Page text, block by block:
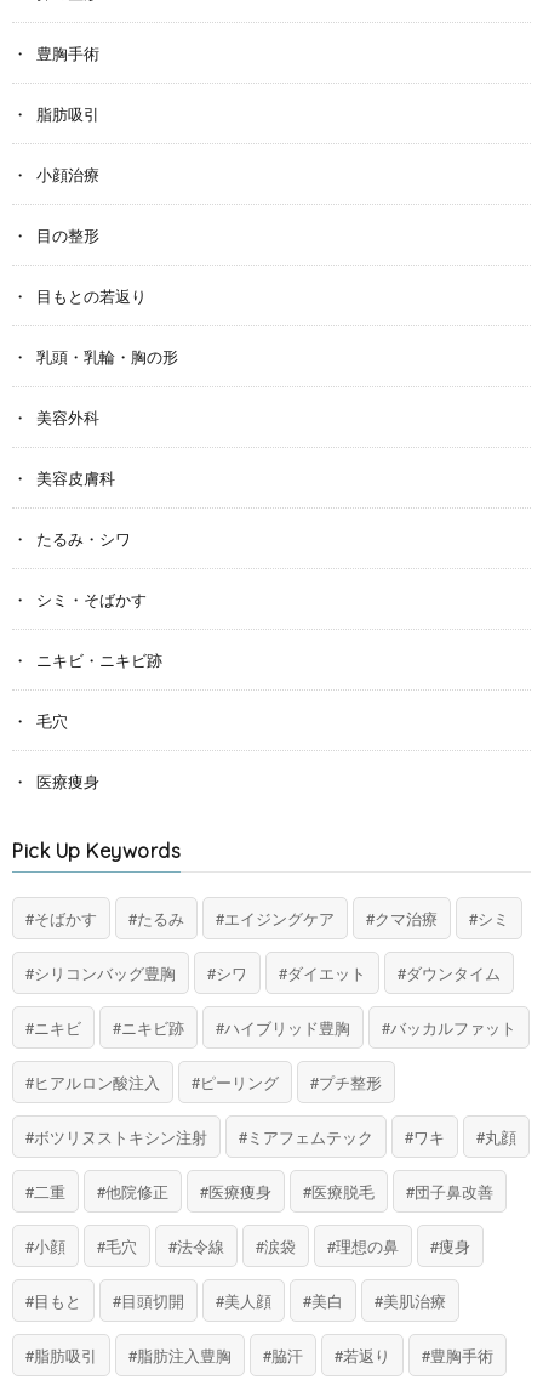
豊胸手術
脂肪吸引
小顔治療
目の整形
目もとの若返り
乳頭・乳輪・胸の形
美容外科
美容皮膚科
たるみ・シワ
シミ・そばかす
ニキビ・ニキビ跡
毛穴
医療痩身
Pick Up Keywords
そばかす たるみ エイジングケア クマ治療 シミ
シリコンバッグ豊胸 シワ ダイエット ダウンタイム
ニキビ ニキビ跡 ハイブリッド豊胸 バッカルファット
ヒアルロン酸注入 ピーリング プチ整形
ボツリヌストキシン注射 ミアフェムテック ワキ 丸顔
二重 他院修正 医療痩身 医療脱毛 団子鼻改善
小顔 毛穴 法令線 涙袋 理想の鼻 痩身
目もと 目頭切開 美人顔 美白 美肌治療
脂肪吸引 脂肪注入豊胸 脇汗 若返り 豊胸手術